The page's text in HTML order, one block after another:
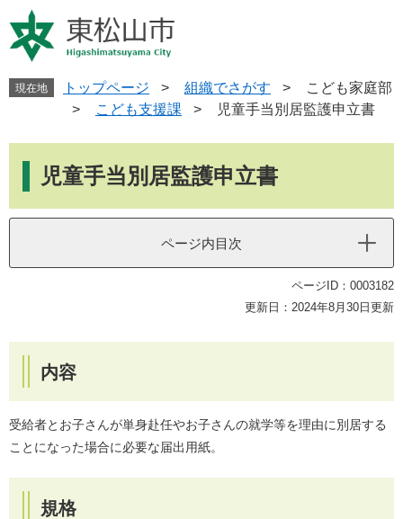
ー
ジ
す
ニ
ュ
し
へ
現在地 トップページ > 組織でさがす >
こども家庭部
>
こども支援課 > 児童手当別居監護申立書
児童手当別居監護申立書
ページ内目次
ページID：0003182
更新日：2024年8月30日更新
内容
受給者とお子さんが単身赴任やお子さんの就学等を理由に別居する
ことになった場合に必要な届出用紙。
規格